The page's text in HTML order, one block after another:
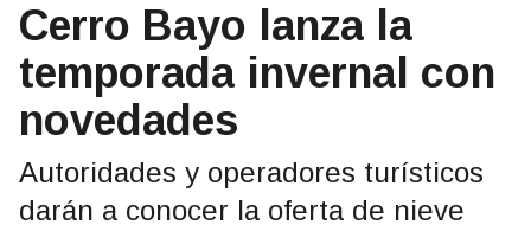
Cerro Bayo lanza la
temporada invernal con
novedades
Autoridades y operadores turísticos
darán a conocer la oferta de nieve